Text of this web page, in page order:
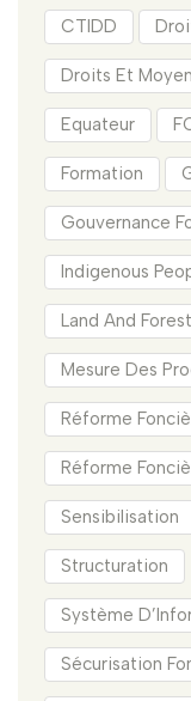
CTIDD
Droits Et
Equateur
Formation
Gouvernance
Indigenous
Land And
Mesure Des
Réforme
Réforme
Sensibilisation
Structuration
Système
Sécurisation